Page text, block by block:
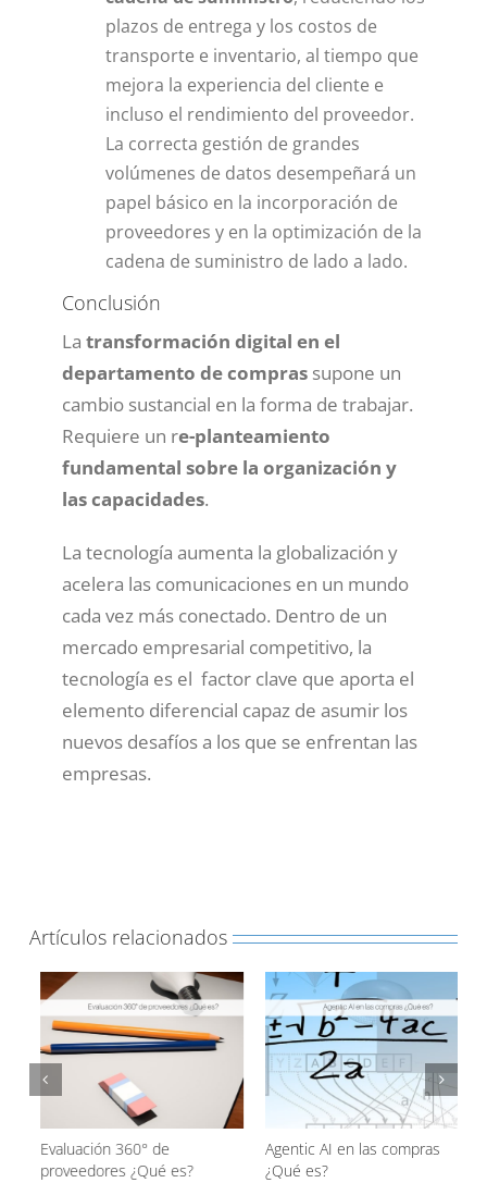
plazos de entrega y los costos de
transporte e inventario, al tiempo que
mejora la experiencia del cliente e
incluso el rendimiento del proveedor.
La correcta gestión de grandes
volúmenes de datos desempeñará un
papel básico en la incorporación de
proveedores y en la optimización de la
cadena de suministro de lado a lado.
Conclusión
La transformación digital en el
departamento de comprassupone un
cambio sustancial en la forma de trabajar.
Requiere un re-planteamiento
fundamental sobre la organización y
las capacidades.
La tecnología aumenta la globalización y
acelera las comunicaciones en un mundo
cada vez más conectado. Dentro de un
mercado empresarial competitivo, la
tecnología es el factor clave que aporta el
elemento diferencial capaz de asumir los
nuevos desafíos a los que se enfrentan las
empresas.
Artículos relacionados
Evaluación 360° de
proveedores ¿Qué es?
Agentic AI en las compras
¿Qué es?